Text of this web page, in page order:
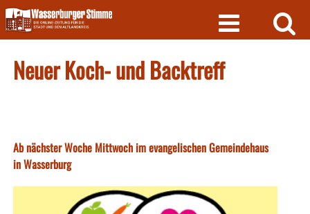
Skip
to
content
Neuer Koch- und Backtreff
Ab nächster Woche Mittwoch im evangelischen Gemeindehaus
in Wasserburg